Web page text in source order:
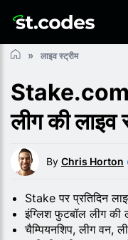
लाइव स्ट्रीम
Stake.com
लीग की
By Chris Horton
Stake पर प्रतिदिन
इंग्लिश फुटबॉल लीग की
चैम्पियनशिप, लीग